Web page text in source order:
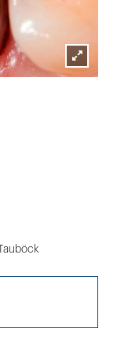
Lightbox